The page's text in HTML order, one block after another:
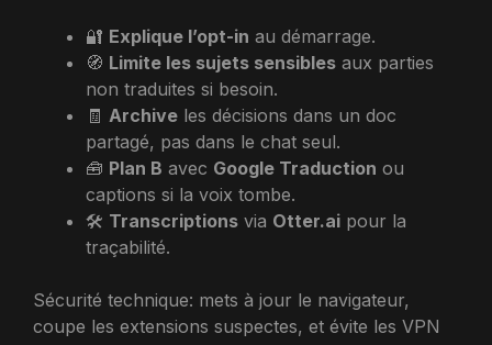
🔐 Explique l’opt-in au démarrage.
🧭 Limite les sujets sensibles aux parties
non traduites si besoin.
🧾 Archive les décisions dans un doc
partagé, pas dans le chat seul.
🧰 Plan B avec Google Traduction ou
captions si la voix tombe.
🛠️ Transcriptions via Otter.ai pour la
traçabilité.
Sécurité technique: mets à jour le navigateur,
coupe les extensions suspectes, et évite les VPN